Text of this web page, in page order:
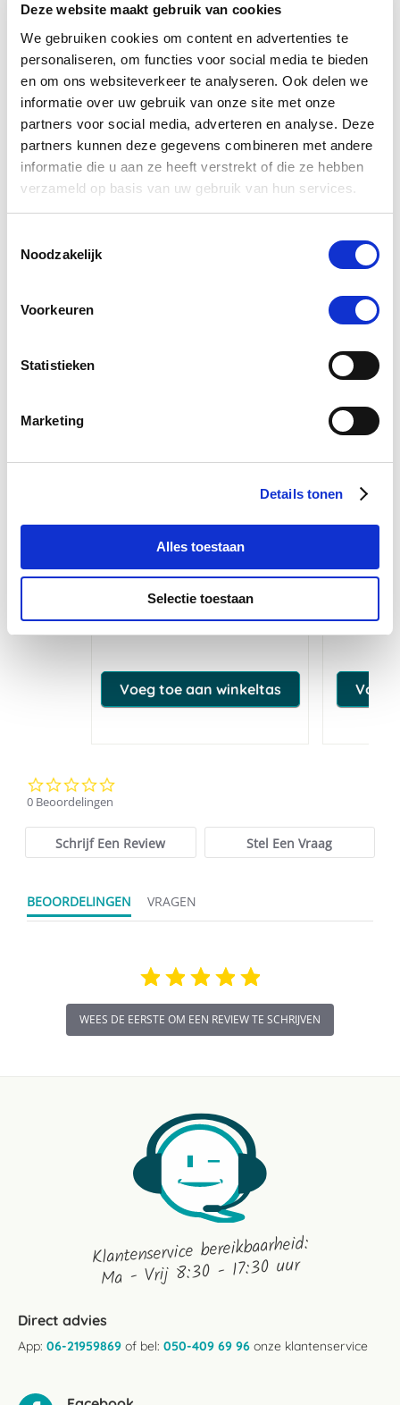
Deze website maakt gebruik van cookies
We gebruiken cookies om content en advertenties te
personaliseren, om functies voor social media te bieden
en om ons websiteverkeer te analyseren. Ook delen we
informatie over uw gebruik van onze site met onze
partners voor social media, adverteren en analyse. Deze
partners kunnen deze gegevens combineren met andere
informatie die u aan ze heeft verstrekt of die ze hebben
verzameld op basis van uw gebruik van hun services.
Noodzakelijk
Voorkeuren
Statistieken
Marketing
Details tonen
Alles toestaan
Selectie toestaan
Bucas Freedom Fly Sheet Full
Neck Pony Fuchsia
€ 72,00 € 50,40
Voeg toe aan winkeltas
Bucas
Paardendrogist Elektrolyten
€ 18,95 € 16,11
Voeg toe aan winkeltas Voeg
0 Beoordelingen
Schrijf Een Review Stel Een Vraag
BEOORDELINGEN VRAGEN
WEES DE EERSTE OM EEN REVIEW TE SCHRIJVEN
Klantenservice bereikbaarheid:
Ma - Vrij 8:30 - 17:30 uur
Direct advies
App: 06-21959869 of bel: 050-409 69 96 onze klantenservice